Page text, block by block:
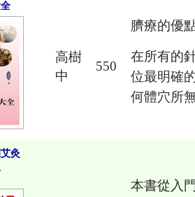
高樹
中
550
臍療的優
在所有的
位最明確
何體穴所
灸
本書從入